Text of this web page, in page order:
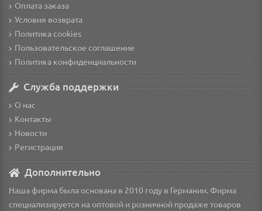
Оплата заказа
Условия возврата
Политика cookies
Пользовательское соглашение
Политика конфиденциальности
Служба поддержки
О нас
Контакты
Новости
Регистрация
Дополнительно
Наша фирма была основана в 2010 году в Германии. Фирма
специализируется на оптовой и розничной продаже товаров